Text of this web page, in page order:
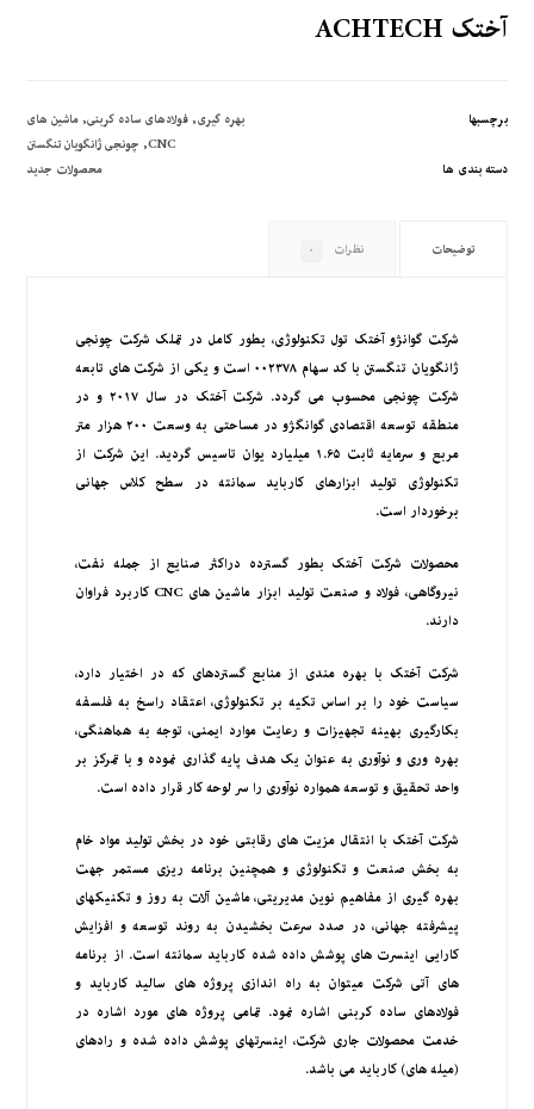
آختک ACHTECH
برچسبها بهره ­گیری,فولادهای ساده کربنی,ماشین های
CNC
, چونجی ژانگویان تنگستن
دسته بندی ها
محصولات جدید
توضیحات نظرات ۰
شرکت گوانژو آختک تول تکنولوژی، بطور کامل در تملک شرکت چونجی
ژانگویان تنگستن با کد سهام ۰۰۲۳۷۸ است و یکی از شرکت های تابعه
شرکت چونجی محسوب می گردد. شرکت آختک در سال ۲۰۱۷ و در
منطقه توسعه اقتصادی گوانگژو در مساحتی به وسعت ۲۰۰ هزار متر
مربع و سرمایه ثابت ۱.۶۵ میلیارد یوان تاسیس گردید. این شرکت از
تکنولوژی تولید ابزارهای کارباید سمانته در سطح کلاس جهانی
برخوردار است.
محصولات شرکت آختک بطور گسترده دراکثر صنایع از جمله نفت،
نیروگاهی، فولاد و صنعت تولید ابزار ماشین های CNC کاربرد فراوان
دارند.
شرکت آختک با بهره ­مندی از منابع گسترده­ای که در اختیار دارد،
سیاست خود را بر اساس تکیه بر تکنولوژی، اعتقاد راسخ به فلسفه
بکارگیری بهینه تجهیزات و رعایت موارد ایمنی، توجه به هماهنگی،
بهره ­وری و نوآوری به عنوان یک هدف پایه گذاری نموده و با تمرکز بر
واحد تحقیق و توسعه همواره نوآوری را سر لوحه کار قرار داده است.
شرکت آختک با انتقال مزیت های رقابتی خود در بخش تولید مواد خام
به بخش صنعت و تکنولوژی و همچنین برنامه ریزی مستمر جهت
بهره ­گیری از مفاهیم نوین مدیریتی، ماشین ­آلات به ­روز و تکنیک­های
پیشرفته جهانی، در صدد سرعت بخشیدن به روند توسعه و افزایش
کارایی اینسرت های پوشش داده شده کارباید سمانته است. از برنامه
های آتی شرکت می­توان به راه ­اندازی پروژه های سالید کارباید و
فولادهای ساده کربنی اشاره نمود. تمامی پروژه ­های مورد اشاره در
خدمت محصولات جاری شرکت، اینسرت­های پوشش داده شده ­و رادهای
(میله های) کارباید می باشد.